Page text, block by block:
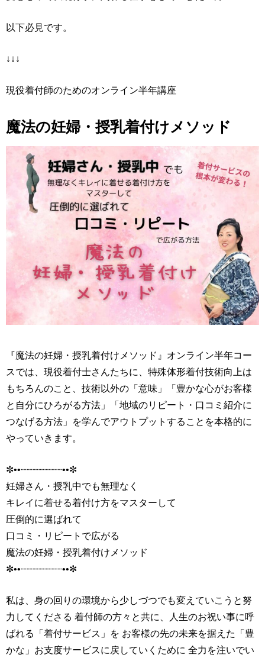
以下必見です。
↓↓↓
現役着付師のためのオンライン半年講座
魔法の妊婦・授乳着付けメソッド
『魔法の妊婦・授乳着付けメソッド』オンライン半年コー
スでは、現役着付士さんたちに、特殊体形着付技術向上は
もちろんのこと、技術以外の「意味」「豊かな心がお客様
と自分にひろがる方法」「地域のリピート・口コミ紹介に
つなげる方法」を学んでアウトプットすることを本格的に
やっていきます。
✼••┈┈┈┈┈┈┈••✼
妊婦さん・授乳中でも無理なく
キレイに着せる着付け方をマスターして
圧倒的に選ばれて
口コミ・リピートで広がる
魔法の妊婦・授乳着付けメソッド
✼••┈┈┈┈┈┈┈••✼
私は、身の回りの環境から少しづつでも変えていこうと努
力してくださる 着付師の方々と共に、人生のお祝い事に呼
ばれる「着付サービス」を お客様の先の未来を据えた「豊
かな」お支度サービスに戻していくために 全力を注いでい